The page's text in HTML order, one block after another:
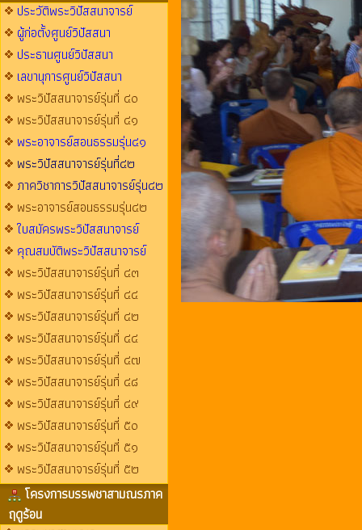
ประวัติพระวิปัสสนาจารย์
ผู้ก่อตั้งศูนย์วิปัสสนา
ประธานศูนย์วิปัสสนา
เลขานุการศูนย์วิปัสสนา
พระวิปัสสนาจารย์รุ่นที่ ๔๐
พระวิปัสสนาจารย์รุ่นที่ ๔๑
พระอาจารย์สอนธรรมรุ่น๔๑
พระวิปัสสนาจารย์รุ่นที่๔๒
ภาควิชาการวิปัสสนาจารย์รุ่น๔๒
พระอาจารย์สอนธรรมรุ่น๔๒
ใบสมัครพระวิปัสสนาจารย์
คุณสมบัติพระวิปัสสนาจารย์
พระวิปัสสนาจารย์รุ่นที่ ๔๓
พระวิปัสสนาจารย์รุ่นที่ ๔๔
พระวิปัสสนาจารย์รุ่นที่ ๔๒
พระวิปัสสนาจารย์รุ่นที่ ๔๔
พระวิปัสสนาจารย์รุ่นที่ ๔๗
พระวิปัสสนาจารย์รุ่นที่ ๔๘
พระวิปัสสนาจารย์รุ่นที่ ๔๙
พระวิปัสสนาจารย์รุ่นที่ ๕๐
พระวิปัสสนาจารย์รุ่นที่ ๕๑
พระวิปัสสนาจารย์รุ่นที่ ๕๒
โครงการบรรพชาสามณรภาค
ฤดูร้อน